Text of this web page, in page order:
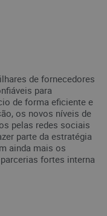
de fornecedores
para
de forma eficiente e
os novos níveis de
pelas redes sociais
parte da estratégia
ainda mais os
fortes interna